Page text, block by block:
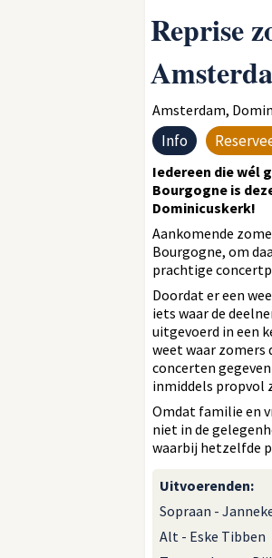
Reprise
Amsterdam,
Info
Iedereen die wél
Bourgogne is
Dominicuskerk!
Aankomende
Bourgogne, om
prachtige
Doordat er een
iets waar de
uitgevoerd in een
weet waar zomers
concerten
inmiddels propvol
Omdat familie en
niet in de
waarbij hetzelfde
Uitvoerenden:
Sopraan -
Alt - Eske Tibben